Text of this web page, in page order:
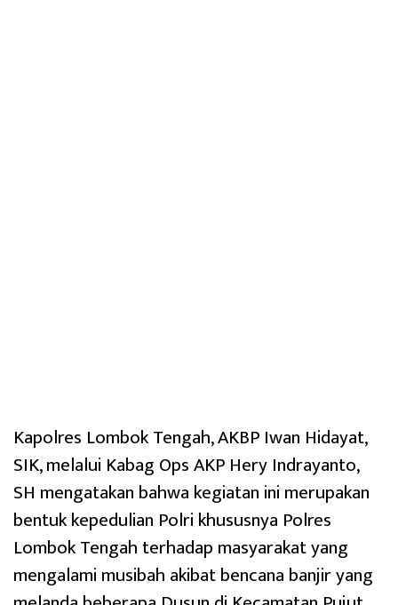
Kapolres Lombok Tengah, AKBP Iwan Hidayat,
SIK, melalui Kabag Ops AKP Hery Indrayanto,
SH mengatakan bahwa kegiatan ini merupakan
bentuk kepedulian Polri khususnya Polres
Lombok Tengah terhadap masyarakat yang
mengalami musibah akibat bencana banjir yang